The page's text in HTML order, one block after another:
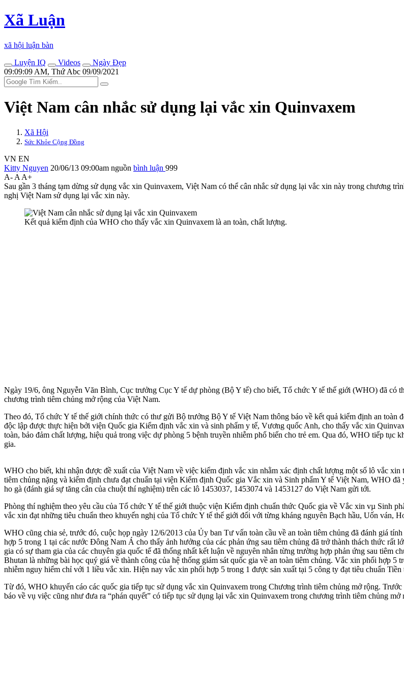
Xã Luận
xã hội luận bàn
Luyện IQ
Videos
Ngày Đẹp
09:09:09 AM, Thứ Abc 09/09/2021
Việt Nam cân nhắc sử dụng lại vắc xin Quinvaxem
Xã Hội
Sức Khỏe Cộng Đồng
VN EN
Kitty Nguyen 20/06/13 09:00am nguồn bình luận 999
A- A A+
Sau gần 3 tháng tạm dừng sử dụng vắc xin Quinvaxem, Việt Nam có thể cân nhắc sử dụng lại vắc xin này trong chương
nghị Việt Nam sử dụng lại vắc xin này.
Kết quả kiểm định của WHO cho thấy vắc xin Quinvaxem là an toàn, chất lượng.
Ngày 19/6, ông Nguyễn Văn Bình, Cục trưởng Cục Y tế dự phòng (Bộ Y tế) cho biết, Tổ chức Y tế thế giới (WHO) đã có
chương trình tiêm chủng mở rộng của Việt Nam.
Theo đó, Tổ chức Y tế thế giới chính thức có thư gửi Bộ trưởng Bộ Y tế Việt Nam thông báo về kết quả kiểm định an
độc lập được thực hiện bởi viện Quốc gia Kiểm định vắc xin và sinh phẩm y tế, Vương quốc Anh, cho thấy vắc xin
toàn, bảo đảm chất lượng, hiệu quả trong việc dự phòng 5 bệnh truyền nhiễm phổ biến cho trẻ em. Qua đó, WHO tiếp
gia.
WHO cho biết, khi nhận được đề xuất của Việt Nam về việc kiểm định vắc xin nhằm xác định chất lượng một số lô vắc
tiêm chủng nặng và kiểm định chưa đạt chuẩn tại viện Kiểm định Quốc gia Vắc xin và Sinh phẩm Y tế Việt Nam, WHO
ho gà (đánh giá sự tăng cân của chuột thí nghiệm) trên các lô 1453037, 1453074 và 1453127 do Việt Nam gửi tới.
Phòng thí nghiệm theo yêu cầu của Tổ chức Y tế thế giới thuộc viện Kiểm định chuẩn thức Quốc gia về Vắc xin vµ Sinh
vắc xin đạt những tiêu chuẩn theo khuyến nghị của Tổ chức Y tế thế giới đối với từng kháng nguyên Bạch hầu, Uốn ván,
WHO cũng chia sẻ, trước đó, cuộc họp ngày 12/6/2013 của Ủy ban Tư vấn toàn cầu về an toàn tiêm chủng đã đánh giá
hợp 5 trong 1 tại các nước Đông Nam Á cho thấy ảnh hưởng của các phản ứng sau tiêm chủng đã trở thành thách thức
gia có sự tham gia của các chuyên gia quốc tế đã thống nhất kết luận về nguyên nhân từng trường hợp phản ứng sau tiêm
Bhutan là những bài học quý giá về thành công của hệ thống giám sát quốc gia về an toàn tiêm chủng. Vắc xin phối hợp
nhiễm nguy hiểm chỉ với 1 liều vắc xin. Hiện nay vắc xin phối hợp 5 trong 1 được sản xuất tại 5 công ty đạt tiêu chuẩn
Từ đó, WHO khuyến cáo các quốc gia tiếp tục sử dụng vắc xin Quinvaxem trong Chương trình tiêm chủng mở rộng.
báo về vụ việc cũng như đưa ra “phán quyết” có tiếp tục sử dụng lại vắc xin Quinvaxem trong chương trình tiêm chủng mở